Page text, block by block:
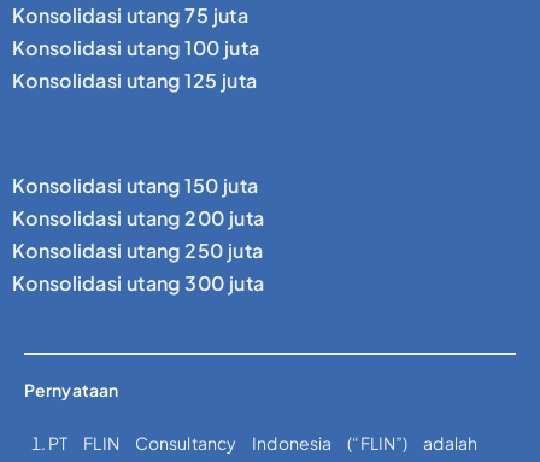
Konsolidasi utang 75 juta
Konsolidasi utang 100 juta
Konsolidasi utang 125 juta
Konsolidasi utang 150 juta
Konsolidasi utang 200 juta
Konsolidasi utang 250 juta
Konsolidasi utang 300 juta
Pernyataan
PT FLIN Consultancy Indonesia (“FLIN”) adalah